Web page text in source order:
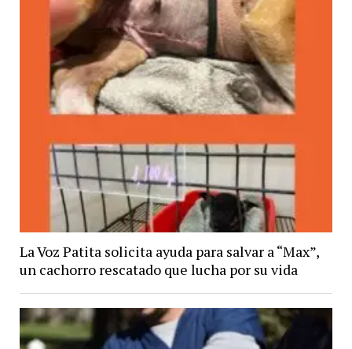
La Voz Patita solicita ayuda para salvar a “Max”,
un cachorro rescatado que lucha por su vida